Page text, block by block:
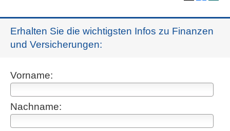
Erhalten Sie die wichtigsten Infos zu Finanzen
und Versicherungen:
Vorname:
Nachname: